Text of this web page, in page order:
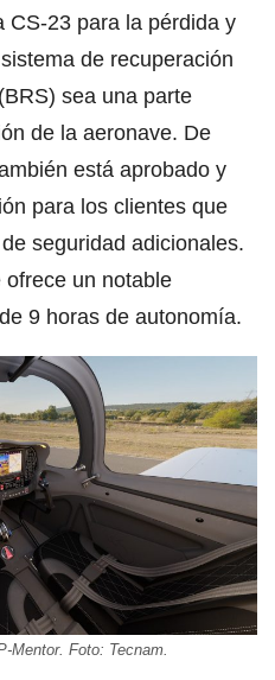
CS-23 para la pérdida y
de recuperación
sea una parte
de la aeronave. De
está aprobado y
para los clientes que
seguridad adicionales.
un notable
9 horas de autonomía.
Mentor. Foto: Tecnam.